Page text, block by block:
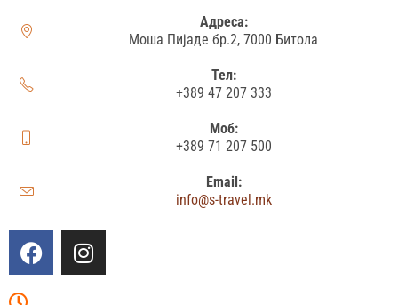
Адреса:
Моша Пијаде бр.2, 7000 Битола
Тел:
+389 47 207 333
Моб:
+389 71 207 500
Email:
info@s-travel.mk